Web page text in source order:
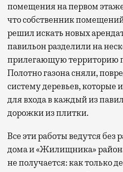
помещения на первом
что собственник
решил искать новых
павильон разделили на
прилегающую территорию
Полотно газона сняли,
систему деревьев, которые
для входа в каждый из
дорожки из плитки.
Все эти работы ведутся
дома и «Жилищника»
не получается: как только